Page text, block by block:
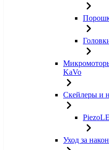
KaVo
Скейлеры и
Уход за